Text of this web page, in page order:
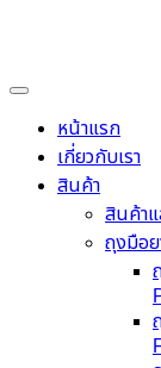
หน้าแรก
เกี่ยวกับเรา
สินค้า
สินค้า
ถุงมือย